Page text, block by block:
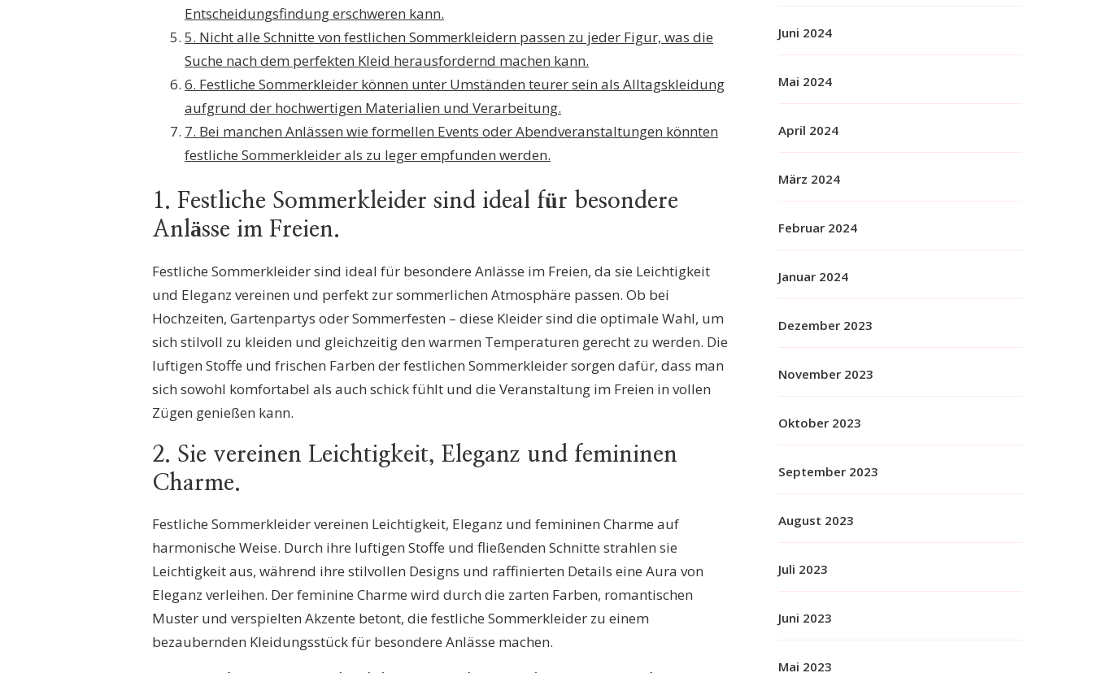
Entscheidungsfindung erschweren kann.
5. Nicht alle Schnitte von festlichen Sommerkleidern passen zu jeder Figur, was die
Suche nach dem perfekten Kleid herausfordernd machen kann.
6. Festliche Sommerkleider können unter Umständen teurer sein als Alltagskleidung
aufgrund der hochwertigen Materialien und Verarbeitung.
7. Bei manchen Anlässen wie formellen Events oder Abendveranstaltungen könnten
festliche Sommerkleider als zu leger empfunden werden.
1. Festliche Sommerkleider sind ideal für besondere
Anlässe im Freien.
Festliche Sommerkleider sind ideal für besondere Anlässe im Freien, da sie Leichtigkeit
und Eleganz vereinen und perfekt zur sommerlichen Atmosphäre passen. Ob bei
Hochzeiten, Gartenpartys oder Sommerfesten – diese Kleider sind die optimale Wahl, um
sich stilvoll zu kleiden und gleichzeitig den warmen Temperaturen gerecht zu werden. Die
luftigen Stoffe und frischen Farben der festlichen Sommerkleider sorgen dafür, dass man
sich sowohl komfortabel als auch schick fühlt und die Veranstaltung im Freien in vollen
Zügen genießen kann.
2. Sie vereinen Leichtigkeit, Eleganz und femininen
Charme.
Festliche Sommerkleider vereinen Leichtigkeit, Eleganz und femininen Charme auf
harmonische Weise. Durch ihre luftigen Stoffe und fließenden Schnitte strahlen sie
Leichtigkeit aus, während ihre stilvollen Designs und raffinierten Details eine Aura von
Eleganz verleihen. Der feminine Charme wird durch die zarten Farben, romantischen
Muster und verspielten Akzente betont, die festliche Sommerkleider zu einem
bezaubernden Kleidungsstück für besondere Anlässe machen.
Juni 2024
Mai 2024
April 2024
März 2024
Februar 2024
Januar 2024
Dezember 2023
November 2023
Oktober 2023
September 2023
August 2023
Juli 2023
Juni 2023
Mai 2023